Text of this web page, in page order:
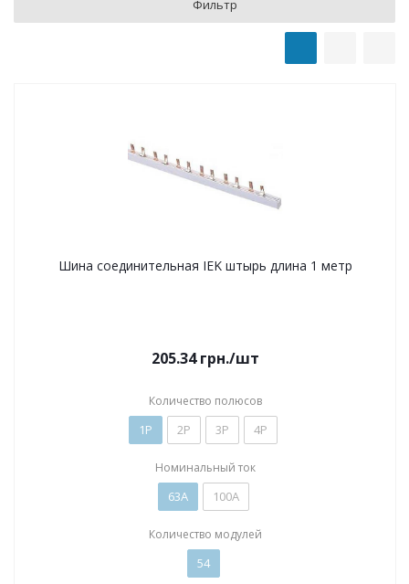
Фильтр
Шина соединительная IEK штырь длина 1 метр
205.34грн./шт
Количество полюсов
1P 2P 3P 4P
Номинальный ток
63А 100А
Количество модулей
54